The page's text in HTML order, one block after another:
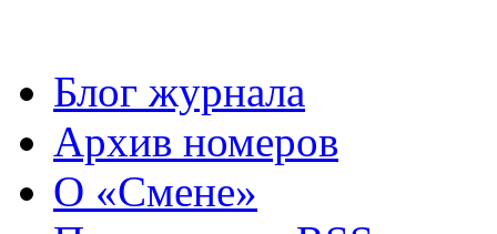
Блог журнала
Архив номеров
О «Смене»